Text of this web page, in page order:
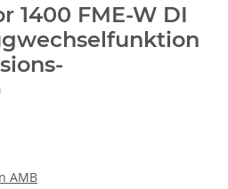
1400 FME-W DI
AMB